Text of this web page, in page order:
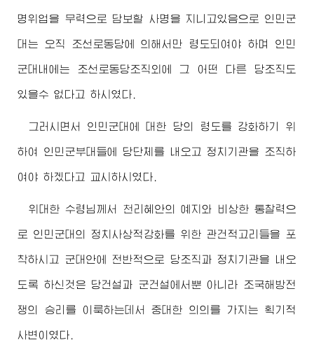
명위업을 무력으로 담보할 사명을 지니고있음으로 인민군
대는 오직 조선로동당에 의해서만 령도되여야 하며 인민
군대내에는 조선로동당조직외에 그 어떤 다른 당조직도
있을수 없다고 하시였다.
그러시면서 인민군대에 대한 당의 령도를 강화하기 위
하여 인민군부대들에 당단체를 내오고 정치기관을 조직하
여야 하겠다고 교시하시였다.
위대한 수령님께서 천리혜안의 예지와 비상한 통찰력으
로 인민군대의 정치사상적강화를 위한 관건적고리들을 포
착하시고 군대안에 전반적으로 당조직과 정치기관을 내오
도록 하신것은 당건설과 군건설에서뿐 아니라 조국해방전
쟁의 승리를 이룩하는데서 중대한 의의를 가지는 획기적
사변이였다.